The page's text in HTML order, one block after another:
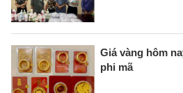
Giá vàng hôm
phi mã